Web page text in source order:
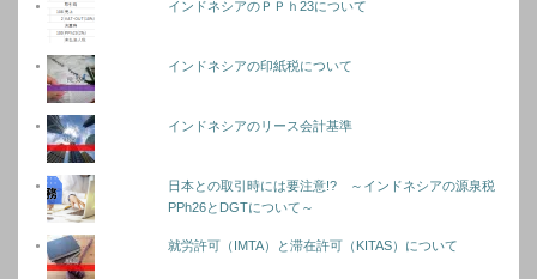
インドネシアのＰＰｈ23について
インドネシアの印紙税について
インドネシアのリース会計基準
日本との取引時には要注意!? ～インドネシアの源泉税
PPh26とDGTについて～
就労許可（IMTA）と滞在許可（KITAS）について